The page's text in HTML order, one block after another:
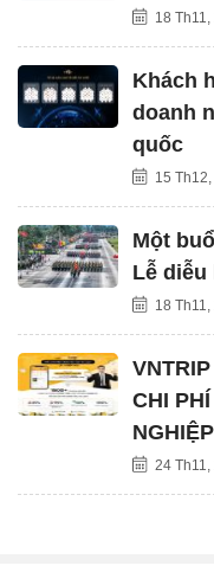
18
Khách
doanh
quốc
15
Một
Lễ diễu
18
CHI
NGHIỆP
24 Th11,